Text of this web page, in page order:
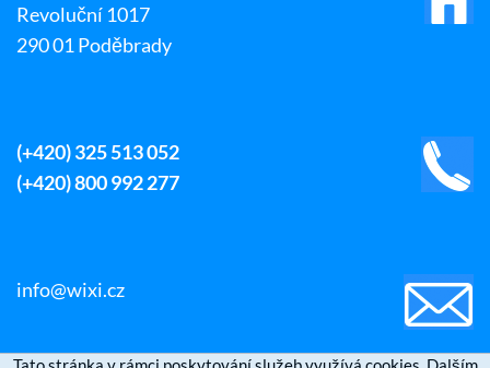
Revoluční 1017
290 01 Poděbrady
(+420) 325 513 052
(+420) 800 992 277
info@wixi.cz